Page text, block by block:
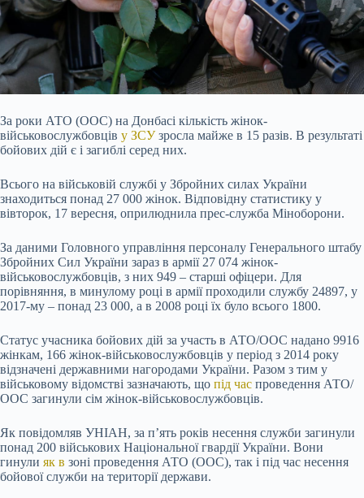
За роки АТО (ООС) на Донбасі кількість жінок-
військовослужбовців у ЗСУзросла майже в 15 разів. В результаті
бойових дій є і загиблі серед них.
Всього на військовій службі у Збройних силах України
знаходиться понад 27 000 жінок. Відповідну статистику у
вівторок, 17 вересня, оприлюднила прес-служба Міноборони.
За даними Головного управління персоналу Генерального штабу
Збройних Сил України зараз в армії 27 074 жінок-
військовослужбовців, з них 949 – старші офіцери. Для
порівняння, в минулому році в армії проходили службу 24897, у
2017-му – понад 23 000, а в 2008 році їх було всього 1800.
Статус учасника бойових дій за участь в АТО/ООС надано 9916
жінкам, 166 жінок-військовослужбовців у період з 2014 року
відзначені державними нагородами України. Разом з тим у
військовому відомстві зазначають, що під час проведення АТО/
ООС загинули сім жінок-військовослужбовців.
Як повідомляв УНІАН, за п’ять років несення служби загинули
понад 200 військових Національної гвардії України. Вони
гинули як в зоні проведення АТО (ООС), так і під час несення
бойової служби на території держави.